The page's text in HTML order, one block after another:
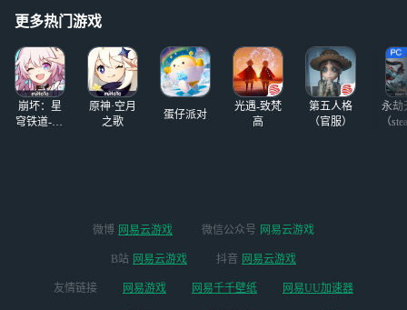
自信满满的换上了
后第二抽十连直接
出了消音哥的常驻
卡 啊 ...不是我，
更多热门游戏
崩坏：星
穹铁道-4.4
原神·空月
之歌
蛋仔派对
光遇-致梵
高
第五人格
（官服）
永劫
（
微博 网易云游戏 微信公众号 网易云游戏
B站 网易云游戏 抖音 网易云游戏
友情链接 网易游戏 网易千千壁纸 网易UU加速器